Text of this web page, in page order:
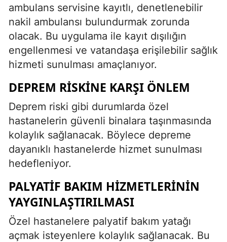
ambulans servisine kayıtlı, denetlenebilir
nakil ambulansı bulundurmak zorunda
olacak. Bu uygulama ile kayıt dışılığın
engellenmesi ve vatandaşa erişilebilir sağlık
hizmeti sunulması amaçlanıyor.
DEPREM RISKINE KARŞI ÖNLEM
Deprem riski gibi durumlarda özel
hastanelerin güvenli binalara taşınmasında
kolaylık sağlanacak. Böylece depreme
dayanıklı hastanelerde hizmet sunulması
hedefleniyor.
PALYATIF BAKIM HIZMETLERININ
YAYGINLAŞTIRILMASI
Özel hastanelere palyatif bakım yatağı
açmak isteyenlere kolaylık sağlanacak. Bu